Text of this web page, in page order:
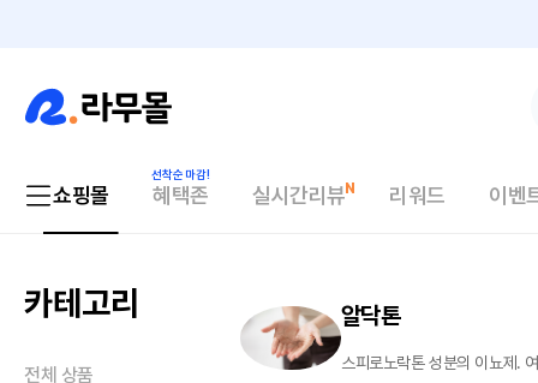
쇼핑몰 혜택존 실시간리뷰 리워드 이벤
카테고리
전체 상품
알닥톤
스피로노락톤 성분의 이뇨제.